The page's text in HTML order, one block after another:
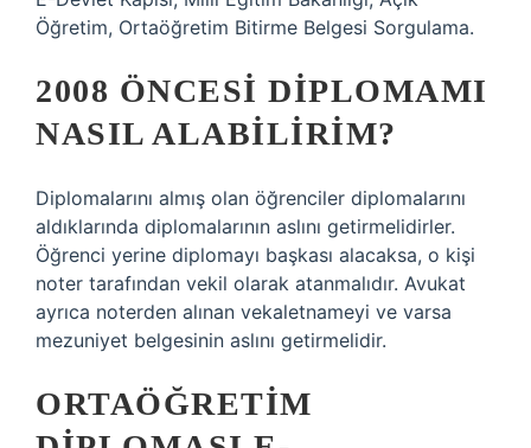
Öğretim, Ortaöğretim Bitirme Belgesi Sorgulama.
2008 ÖNCESI DIPLOMAMI
NASIL ALABILIRIM?
Diplomalarını almış olan öğrenciler diplomalarını
aldıklarında diplomalarının aslını getirmelidirler.
Öğrenci yerine diplomayı başkası alacaksa, o kişi
noter tarafından vekil olarak atanmalıdır. Avukat
ayrıca noterden alınan vekaletnameyi ve varsa
mezuniyet belgesinin aslını getirmelidir.
ORTAÖĞRETIM